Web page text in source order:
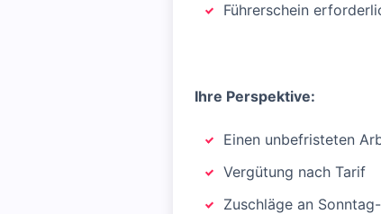
Führerschein
Ihre Perspektive:
Einen unbefristeten
Vergütung nach Tarif
Zuschläge an